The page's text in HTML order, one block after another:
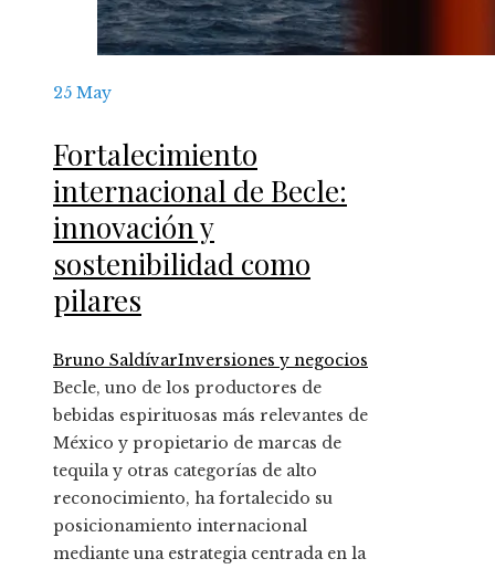
25 May
Fortalecimiento
internacional de Becle:
innovación y
sostenibilidad como
pilares
Bruno SaldívarInversiones y negocios
Becle, uno de los productores de
bebidas espirituosas más relevantes de
México y propietario de marcas de
tequila y otras categorías de alto
reconocimiento, ha fortalecido su
posicionamiento internacional
mediante una estrategia centrada en la